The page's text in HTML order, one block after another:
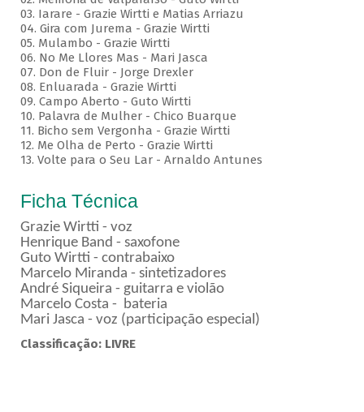
03. Iarare - Grazie Wirtti e Matias Arriazu
04. Gira com Jurema - Grazie Wirtti
05. Mulambo - Grazie Wirtti
06. No Me Llores Mas - Mari Jasca
07. Don de Fluir - Jorge Drexler
08. Enluarada - Grazie Wirtti
09. Campo Aberto - Guto Wirtti
10. Palavra de Mulher - Chico Buarque
11. Bicho sem Vergonha - Grazie Wirtti
12. Me Olha de Perto - Grazie Wirtti
13. Volte para o Seu Lar - Arnaldo Antunes
Ficha Técnica
Grazie Wirtti - voz
Henrique Band - saxofone
Guto Wirtti - contrabaixo
Marcelo Miranda - sintetizadores
André Siqueira - guitarra e violão
Marcelo Costa - bateria
Mari Jasca - voz (participação especial)
Classificação: LIVRE